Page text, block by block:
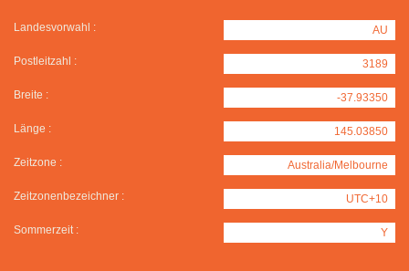
Landesvorwahl : AU
Postleitzahl : 3189
Breite : -37.93350
Länge : 145.03850
Zeitzone : Australia/Melbourne
Zeitzonenbezeichner : UTC+10
Sommerzeit : Y